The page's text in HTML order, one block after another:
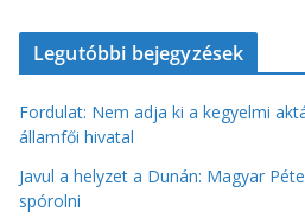
Legutóbbi bejegyzések
Fordulat: Nem adja ki a kegyelmi
államfői hivatal
Javul a helyzet a Dunán: Magyar
spórolni